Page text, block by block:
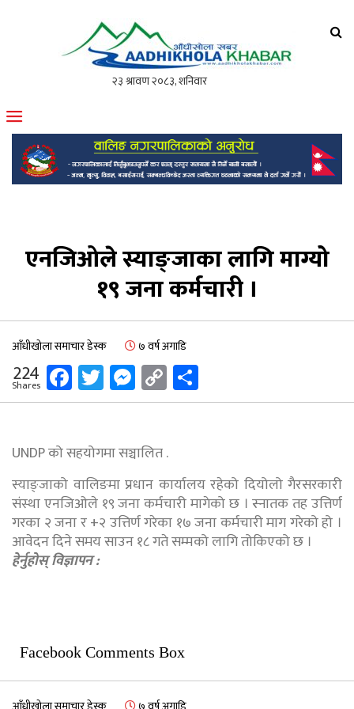
मोफसलकै लोकप्रिय अनलाइन पत्रिका
एनजिओले स्याङ्जाका लागि माग्यो
१९ जना कर्मचारी ।
आँधीखोला समाचार डेस्क ७ वर्ष अगाडि
224
Shares Facebook
Twitter
Messenger
Copy
Link
UNDP को सहयोगमा सञ्चालित .
स्याङ्जाको वालिङमा प्रधान कार्यालय रहेको दियोलो गैरसरकारी
संस्था एनजिओले १९ जना कर्मचारी मागेको छ । स्नातक तह उत्तिर्ण
गरका २ जना र +२ उत्तिर्ण गरेका १७ जना कर्मचारी माग गरेको हो ।
आवेदन दिने समय साउन १८ गते सम्मको लागि तोकिएको छ ।
हेर्नुहोस् विज्ञापन :
Facebook Comments Box